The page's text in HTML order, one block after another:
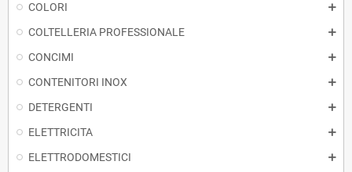
COLORI
COLTELLERIA PROFESSIONALE
CONCIMI
CONTENITORI INOX
DETERGENTI
ELETTRICITA
ELETTRODOMESTICI